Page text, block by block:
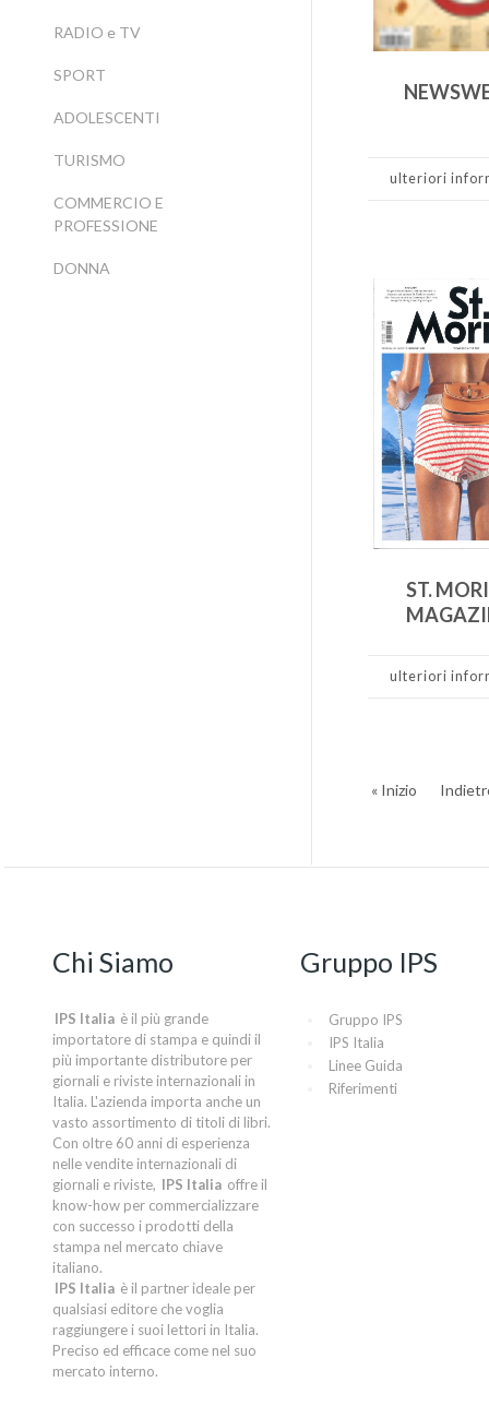
ulteriori
ST.
ulteriori
« Inizio
RADIO e TV
SPORT
ADOLESCENTI
TURISMO
COMMERCIO E
PROFESSIONE
DONNA
Chi Siamo
IPS Italia è il più grande
importatore di stampa e quindi il
più importante distributore per
giornali e riviste internazionali in
Italia. L'azienda importa anche un
vasto assortimento di titoli di libri.
Con oltre 60 anni di esperienza
nelle vendite internazionali di
giornali e riviste, IPS Italia offre il
know-how per commercializzare
con successo i prodotti della
stampa nel mercato chiave
italiano.
IPS Italia è il partner ideale per
qualsiasi editore che voglia
raggiungere i suoi lettori in Italia.
Preciso ed efficace come nel suo
mercato interno.
Gruppo IPS
Gruppo IPS
IPS Italia
Linee Guida
Riferimenti